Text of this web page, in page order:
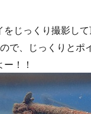
じっくり撮影して
で、じっくりとポ
！！